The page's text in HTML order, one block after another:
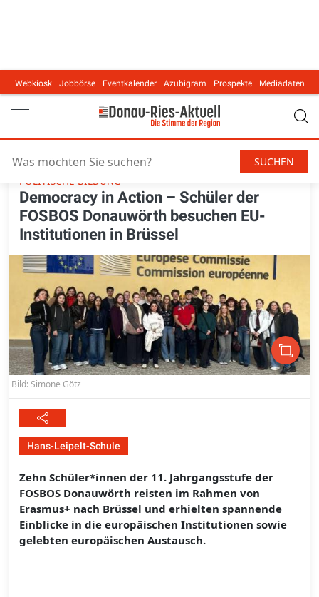
Main navigation
Webkiosk Jobbörse Eventkalender Azubigram Prospekte Mediadaten
Donauwörth Donau-Ries
13. Mai 2026, 17:30
POLITISCHE BILDUNG
Democracy in Action – Schüler der
FOSBOS Donauwörth besuchen EU-
Institutionen in Brüssel
Bild: Simone Götz
Hans-Leipelt-Schule
Zehn Schüler*innen der 11. Jahrgangsstufe der
FOSBOS Donauwörth reisten im Rahmen von
Erasmus+ nach Brüssel und erhielten spannende
Einblicke in die europäischen Institutionen sowie
gelebten europäischen Austausch.